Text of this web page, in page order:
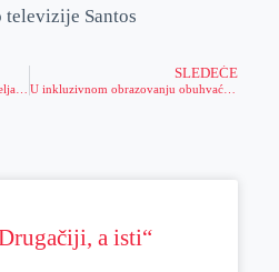
Santos
Štrajk prosvetnih radnika u ponedeljak 17. novembra
SLEDEĆE
a isti“